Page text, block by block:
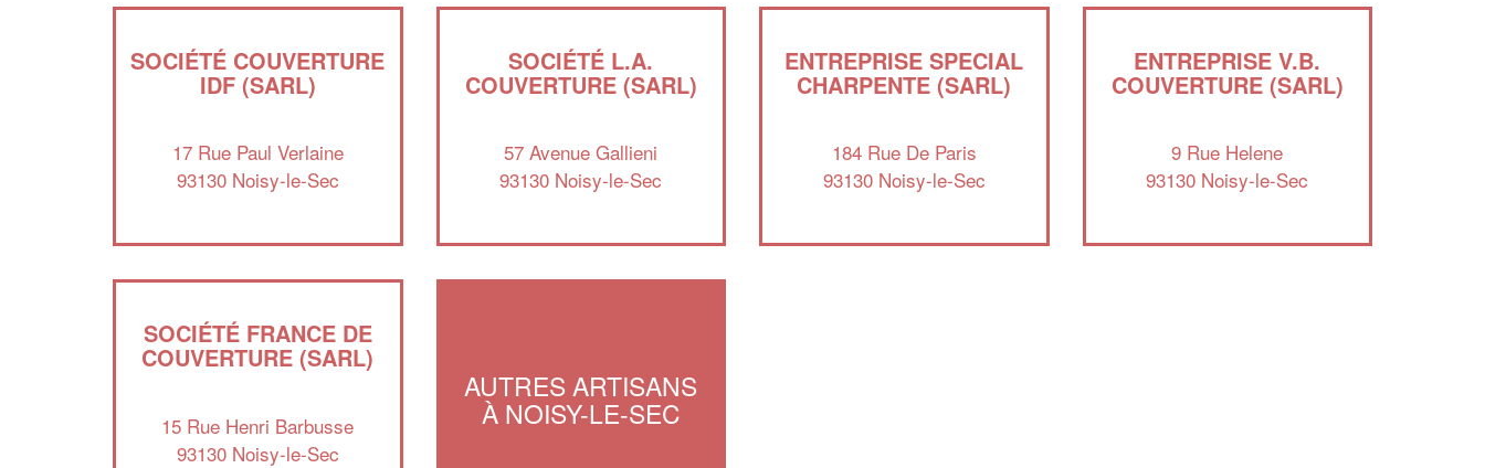
SOCIÉTÉ COUVERTURE
IDF (SARL)
17 Rue Paul Verlaine
93130 Noisy-le-Sec
SOCIÉTÉ L.A.
COUVERTURE (SARL)
57 Avenue Gallieni
93130 Noisy-le-Sec
ENTREPRISE SPECIAL
CHARPENTE (SARL)
184 Rue De Paris
93130 Noisy-le-Sec
ENTREPRISE V.B.
COUVERTURE (SARL)
9 Rue Helene
93130 Noisy-le-Sec
SOCIÉTÉ FRANCE DE
COUVERTURE (SARL)
15 Rue Henri Barbusse
93130 Noisy-le-Sec
AUTRES ARTISANS
À NOISY-LE-SEC